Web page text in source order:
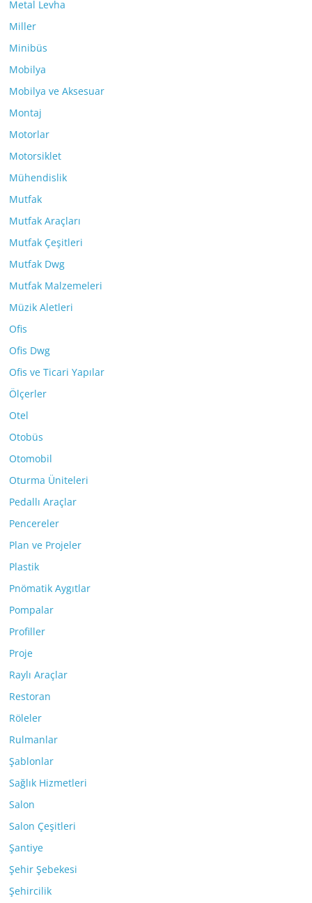
Metal Levha
Miller
Minibüs
Mobilya
Mobilya ve Aksesuar
Montaj
Motorlar
Motorsiklet
Mühendislik
Mutfak
Mutfak Araçları
Mutfak Çeşitleri
Mutfak Dwg
Mutfak Malzemeleri
Müzik Aletleri
Ofis
Ofis Dwg
Ofis ve Ticari Yapılar
Ölçerler
Otel
Otobüs
Otomobil
Oturma Üniteleri
Pedallı Araçlar
Pencereler
Plan ve Projeler
Plastik
Pnömatik Aygıtlar
Pompalar
Profiller
Proje
Raylı Araçlar
Restoran
Röleler
Rulmanlar
Şablonlar
Sağlık Hizmetleri
Salon
Salon Çeşitleri
Şantiye
Şehir Şebekesi
Şehircilik